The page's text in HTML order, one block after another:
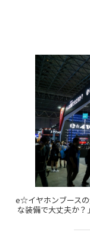
e☆イヤホンブース
な装備で大丈夫か